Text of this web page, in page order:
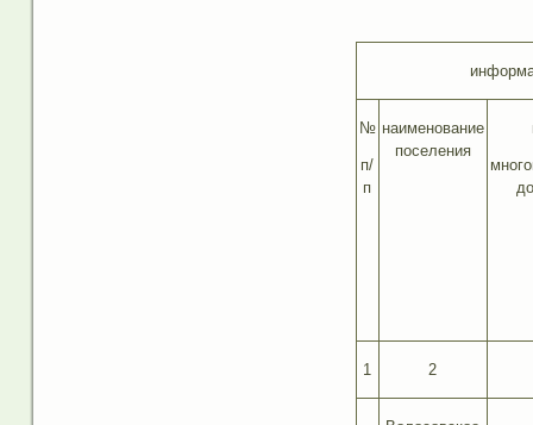
№
п/
п
наименование
поселения
1 2